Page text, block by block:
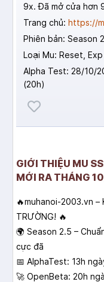
9x. Đã mở cửa hơn
Trang chủ: https://
Phiên bản: Season
Loại Mu: Reset,
Alpha Test: 28/10/
(20h)
GIỚI THIỆU MU
MỚI RA THÁNG
🔥muhanoi-2003.vn –
TRƯỜNG! 🔥
🌍 Season 2.5 –
cực đã
📅 AlphaTest: 13h
🚀 OpenBeta: 20h